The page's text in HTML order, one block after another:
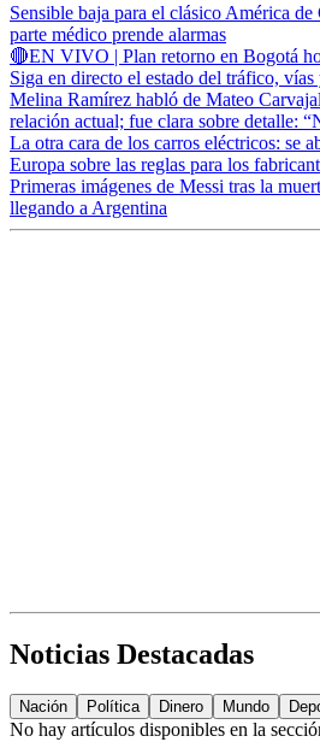
Sensible baja para el clásico América
parte médico prende alarmas
🔴EN VIVO | Plan retorno en Bogotá
Siga en directo el estado del tráfico,
Melina Ramírez habló de Mateo
relación actual; fue clara sobre detalle:
La otra cara de los carros eléctricos: se
Europa sobre las reglas para los
Primeras imágenes de Messi tras la
llegando a Argentina
Noticias Destacadas
Nación Política Dinero Mundo
No hay artículos disponibles en la